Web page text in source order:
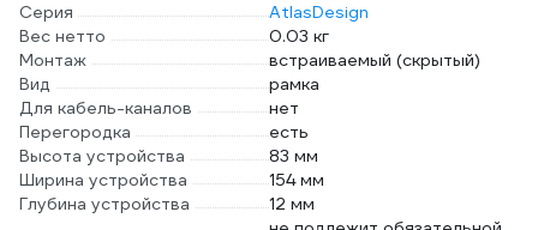
Серия
AtlasDesign
Вес нетто
0.03 кг
Монтаж
встраиваемый (скрытый)
Вид
рамка
Для кабель-каналов
нет
Перегородка
есть
Высота устройства
83 мм
Ширина устройства
154 мм
Глубина устройства
12 мм